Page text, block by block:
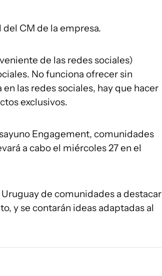
CM de la empresa.
de las redes sociales)
No funciona ofrecer sin
las redes sociales, hay que hacer
exclusivos.
Engagement, comunidades
a cabo el miércoles 27 en el
de comunidades a destacar
y se contarán ideas adaptadas al